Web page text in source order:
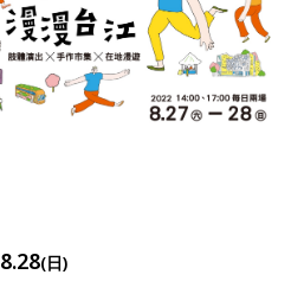
8.28(日)